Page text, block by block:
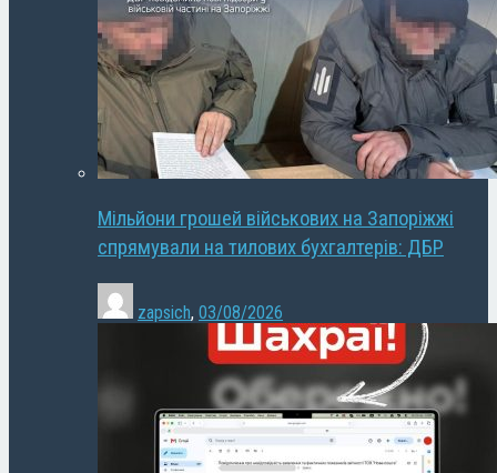
Мільйони грошей військових на Запоріжжі
спрямували на тилових бухгалтерів: ДБР
zapsich, 03/08/2026